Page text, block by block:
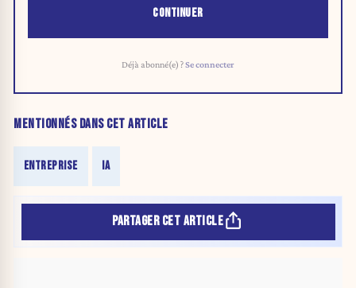
CONTINUER
Déjà abonné(e) ?Se connecter
MENTIONNÉS DANS CET ARTICLE
ENTREPRISE IA
PARTAGER CET ARTICLE